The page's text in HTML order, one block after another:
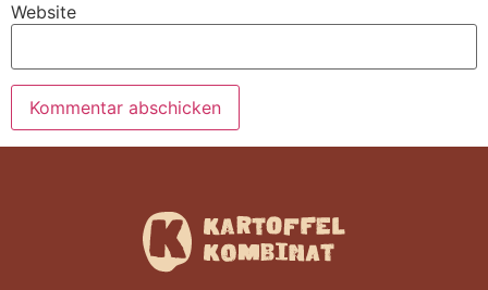
Website